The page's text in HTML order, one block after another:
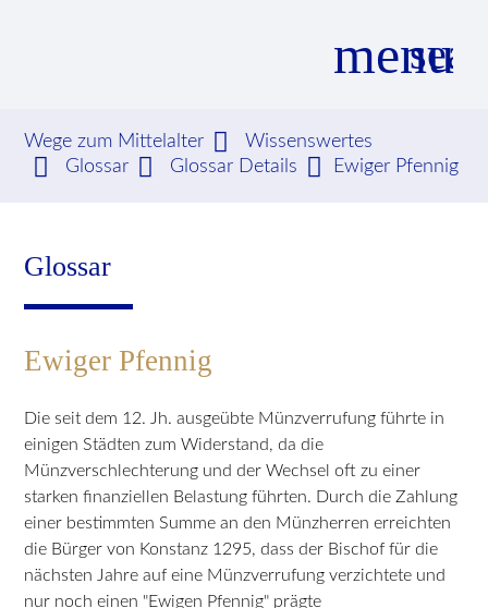
menu
Suchbegriffe SUCHEN
Wege zum Mittelalter
Wissenswertes
Glossar
Glossar Details Ewiger Pfennig
Glossar
Ewiger Pfennig
Die seit dem 12. Jh. ausgeübte Münzverrufung führte in
einigen Städten zum Widerstand, da die
Münzverschlechterung und der Wechsel oft zu einer
starken finanziellen Belastung führten. Durch die Zahlung
einer bestimmten Summe an den Münzherren erreichten
die Bürger von Konstanz 1295, dass der Bischof für die
nächsten Jahre auf eine Münzverrufung verzichtete und
nur noch einen "Ewigen Pfennig" prägte